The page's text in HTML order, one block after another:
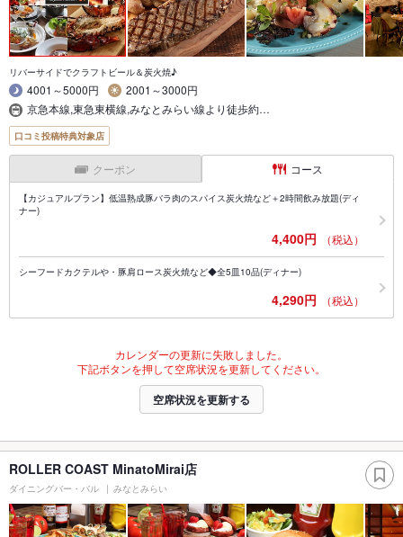
リバーサイドでクラフトビール＆炭火焼♪
4001～5000円
2001～3000円
京急本線,東急東横線,みなとみらい線より徒歩約…
口コミ投稿特典対象店
クーポン コース
【カジュアルプラン】低温熟成豚バラ肉のスパイス炭火焼など＋2時間飲み放題(ディ
ナー)
4,400円 （税込）
シーフードカクテルや・豚肩ロース炭火焼など◆全5皿10品(ディナー)
4,290円 （税込）
カレンダーの更新に失敗しました。
下記ボタンを押して空席状況を更新してください。
空席状況を更新する
ROLLER COAST MinatoMirai店
ダイニングバー・バル みなとみらい